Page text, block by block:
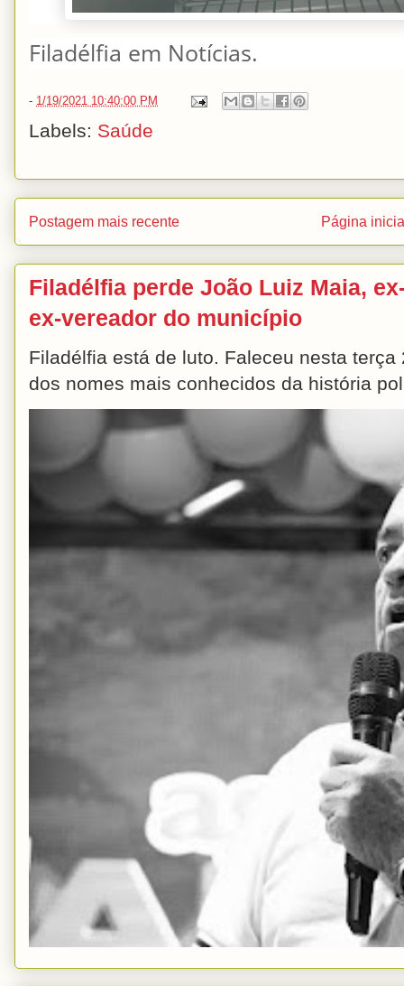
Filadélfia em Notícias.
- 1/19/2021 10:40:00 PM
Labels: Saúde
Postagem mais recente Página
Filadélfia perde João Luiz Maia,
ex-vereador do município
Filadélfia está de luto. Faleceu nesta
dos nomes mais conhecidos da história